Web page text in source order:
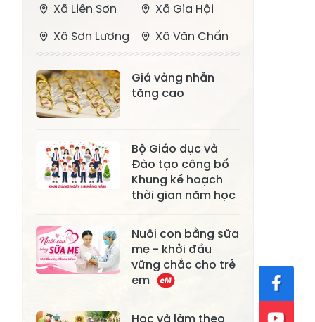
Xã Liên Sơn
Xã Gia Hội
Xã Sơn Lương
Xã Văn Chấn
Bằng La
Xã Chấn Thịnh
Xã Nghĩa Tâm
Xã Châu Quế
Xã Lâm Giang
Xã Đông
Xã Tân Hợp
Xã Mỏ Vàng
Xã Lâm
Thượng
Xã Tân Lĩnh
Giá vàng nhẫn
tăng cao
Bộ Giáo dục và
Đào tạo công bố
Khung kế hoạch
thời gian năm học
Nuôi con bằng sữa
mẹ - khởi đầu
vững chắc cho trẻ
em